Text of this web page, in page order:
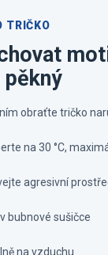
TRIČKO
pěkný
obraťte tričko
na 30 °C,
agresivní
bubnové sušičce
na vzduchu